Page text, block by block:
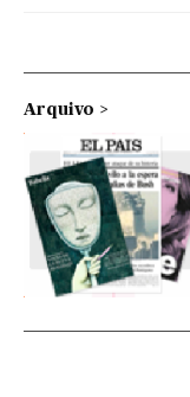
Arquivo